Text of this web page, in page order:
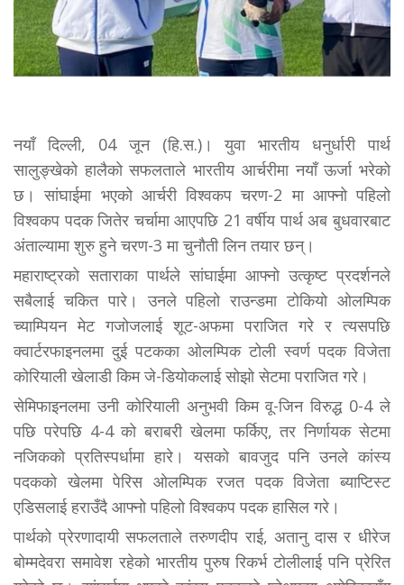
नयाँ दिल्ली, 04 जून (हि.स.)। युवा भारतीय धनुर्धारी पार्थ
सालुङ्खेको हालैको सफलताले भारतीय आर्चरीमा नयाँ ऊर्जा भरेको
छ। सांघाईमा भएको आर्चरी विश्वकप चरण-2 मा आफ्नो पहिलो
विश्वकप पदक जितेर चर्चामा आएपछि 21 वर्षीय पार्थ अब बुधवारबाट
अंताल्यामा शुरु हुने चरण-3 मा चुनौती लिन तयार छन्।
महाराष्ट्रको सताराका पार्थले सांघाईमा आफ्नो उत्कृष्ट प्रदर्शनले
सबैलाई चकित पारे। उनले पहिलो राउन्डमा टोकियो ओलम्पिक
च्याम्पियन मेट गजोजलाई शूट-अफमा पराजित गरे र त्यसपछि
क्वार्टरफाइनलमा दुई पटकका ओलम्पिक टोली स्वर्ण पदक विजेता
कोरियाली खेलाडी किम जे-डियोकलाई सोझो सेटमा पराजित गरे।
सेमिफाइनलमा उनी कोरियाली अनुभवी किम वू-जिन विरुद्ध 0-4 ले
पछि परेपछि 4-4 को बराबरी खेलमा फर्किए, तर निर्णायक सेटमा
नजिकको प्रतिस्पर्धामा हारे। यसको बावजुद पनि उनले कांस्य
पदकको खेलमा पेरिस ओलम्पिक रजत पदक विजेता ब्याप्टिस्ट
एडिसलाई हराउँदै आफ्नो पहिलो विश्वकप पदक हासिल गरे।
पार्थको प्रेरणादायी सफलताले तरुणदीप राई, अतानु दास र धीरेज
बोम्मदेवरा समावेश रहेको भारतीय पुरुष रिकर्भ टोलीलाई पनि प्रेरित